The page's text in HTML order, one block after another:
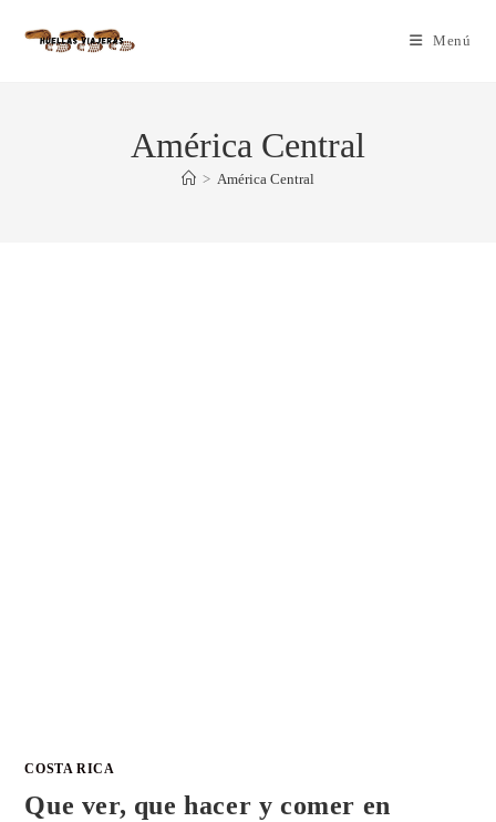
Menú
América Central
> América Central
COSTA RICA
Que ver, que hacer y comer en